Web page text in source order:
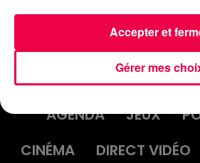
ACCUEIL INFOS
AGENDA
JEUX
CINÉMA
DIRECT VIDÉO
Gérer mes
Accepter et